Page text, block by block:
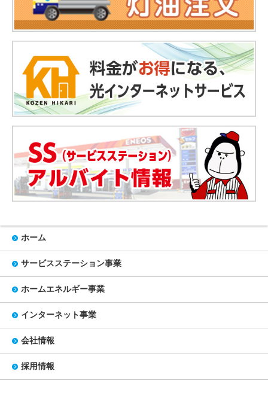
ホーム
サービスステーション事業
ホームエネルギー事業
インターネット事業
会社情報
採用情報